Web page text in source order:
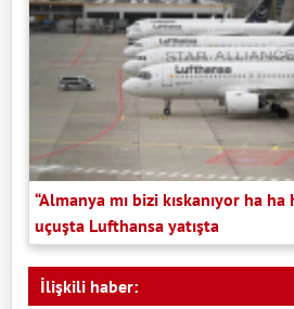
“Almanya mı bizi kıskanıyor ha ha
uçuşta Lufthansa yatışta
İlişkili haber: